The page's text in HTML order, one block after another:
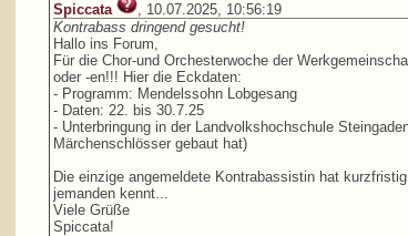
Spiccata
, 10.07.2025, 10:56:19
Kontrabass dringend gesucht!
Hallo ins Forum,
Für die Chor-und Orchesterwoche der
oder -en!!! Hier die Eckdaten:
- Programm: Mendelssohn Lobgesang
- Daten: 22. bis 30.7.25
- Unterbringung in der Landvolkshochschule
Märchenschlösser gebaut hat)
Die einzige angemeldete Kontrabassistin hat
jemanden kennt...
Viele Grüße
Spiccata!